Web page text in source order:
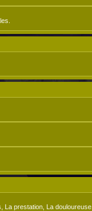
La prestation, La douloureuse.